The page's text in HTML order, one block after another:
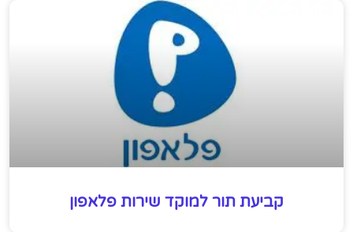
קביעת תור למוקד שירות פלאפון